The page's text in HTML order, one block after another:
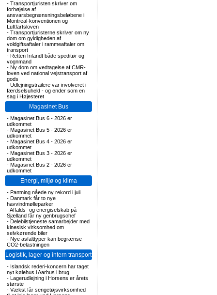
- Transportjuristen skriver om
forhøjelse af
ansvarsbegrænsningsbeløbene i
Montreal-konventionen og
Luftfartsloven
- Transportjuristerne skriver om ny
dom om gyldigheden af
voldgiftsaftaler i rammeaftaler om
transport
- Retten frifandt både speditør og
vognmand
- Ny dom om vedtagelse af CMR-
loven ved national vejstransport af
gods
- Udlejningstrailere var involveret i
færdselsuheld - og ender som en
sag i Højesteret
Magasinet Bus
- Magasinet Bus 6 - 2026 er
udkommet
- Magasinet Bus 5 - 2026 er
udkommet
- Magasinet Bus 4 - 2026 er
udkommet
- Magasinet Bus 3 - 2026 er
udkommet
- Magasinet Bus 2 - 2026 er
udkommet
Energi, miljø og klima
- Pantning nåede ny rekord i juli
- Danmark får to nye
havvindmølleparker
-Affalds- og energiselskab på
Sjælland får ny genbrugschef
- Delebilstjeneste samarbejder med
kinesisk virksomhed om
selvkørende biler
- Nye asfalttyper kan begrænse
CO2-belastningen
Logistik, lager og intern transport
- Islandsk rederi-koncern har taget
nyt kølehus i Aarhus i brug
- Lagerudlejning i Horsens er årets
største
- Vækst får sengetøjsvirksomhed